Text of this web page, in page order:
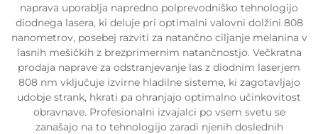
naprava uporablja napredno polprevodniško tehnologijo
diodnega lasera, ki deluje pri optimalni valovni dolžini 808
nanometrov, posebej razviti za natančno ciljanje melanina v
lasnih mešičkih z brezprimernim natančnostjo. Večkratna
prodaja naprave za odstranjevanje las z diodnim laserjem
808 nm vključuje izvirne hladilne sisteme, ki zagotavljajo
udobje strank, hkrati pa ohranjajo optimalno učinkovitost
obravnave. Profesionalni izvajalci po vsem svetu se
zanašajo na to tehnologijo zaradi njenih doslednih